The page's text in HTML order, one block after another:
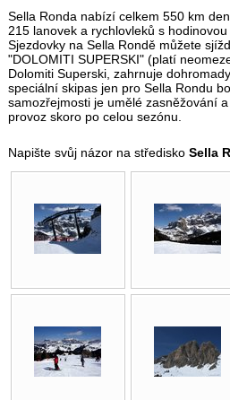
Sella Ronda nabízí celkem 550 km
215 lanovek a rychlovleků s
Sjezdovky na Sella Rondě můžete
"DOLOMITI SUPERSKI" (platí
Dolomiti Superski, zahrnuje
speciální skipas jen pro Sella Rondu
samozřejmosti je umělé zasněžování
provoz skoro po celou sezónu.
Napište svůj názor na středisko Sella